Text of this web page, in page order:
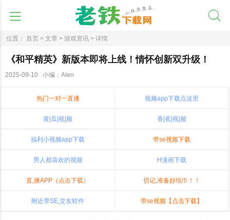
位置： 首页 > 文章 > 游戏资讯 > 详情
《和平精英》新版本即将上线！情怀创新双升级！
2025-09-10 小编：Alen
热门一对一直播 视频app下载点这里
黄|瓜|视|频 香|蕉|视|频
福利小视频app下载 带se视频下载
男人都喜欢的视频 H漫画下载
直,播APP（点击下载） 切记,准备好纸巾！！
附近带SE,交友软件 带se视频【点击下载】